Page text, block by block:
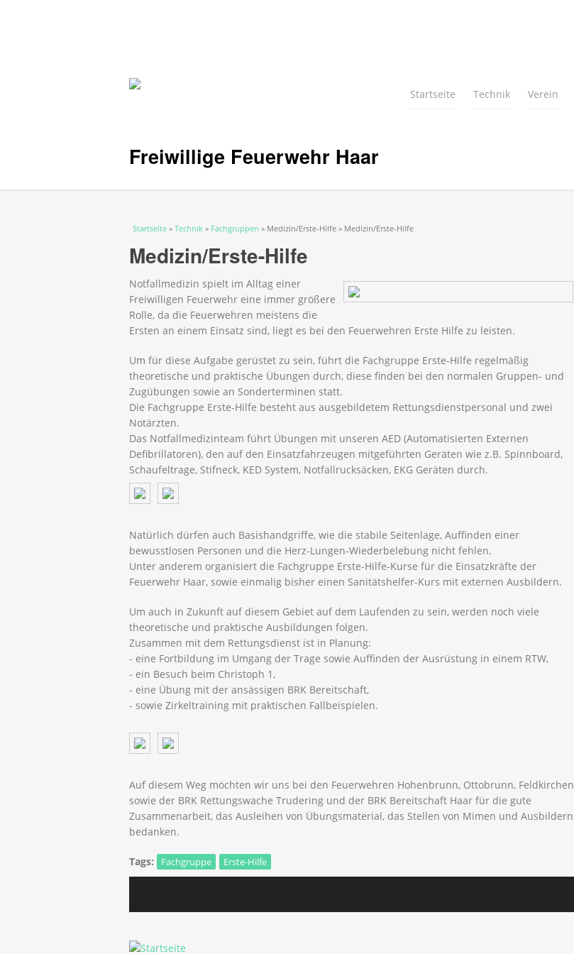
Startseite Technik Verein
Freiwillige Feuerwehr Haar
Sie sind hier
Startseite » Technik » Fachgruppen » Medizin/Erste-Hilfe » Medizin/Erste-Hilfe
Medizin/Erste-Hilfe
Notfallmedizin spielt im Alltag einer
Freiwilligen Feuerwehr eine immer größere
Rolle, da die Feuerwehren meistens die
Ersten an einem Einsatz sind, liegt es bei den Feuerwehren Erste Hilfe zu leisten.
Um für diese Aufgabe gerüstet zu sein, führt die Fachgruppe Erste-Hilfe regelmäßig
theoretische und praktische Übungen durch, diese finden bei den normalen Gruppen- und
Zugübungen sowie an Sonderterminen statt.
Die Fachgruppe Erste-Hilfe besteht aus ausgebildetem Rettungsdienstpersonal und zwei
Notärzten.
Das Notfallmedizinteam führt Übungen mit unseren AED (Automatisierten Externen
Defibrillatoren), den auf den Einsatzfahrzeugen mitgeführten Geräten wie z.B. Spinnboard,
Schaufeltrage, Stifneck, KED System, Notfallrucksäcken, EKG Geräten durch.
Natürlich dürfen auch Basishandgriffe, wie die stabile Seitenlage, Auffinden einer
bewusstlosen Personen und die Herz-Lungen-Wiederbelebung nicht fehlen.
Unter anderem organisiert die Fachgruppe Erste-Hilfe-Kurse für die Einsatzkräfte der
Feuerwehr Haar, sowie einmalig bisher einen Sanitätshelfer-Kurs mit externen Ausbildern.
Um auch in Zukunft auf diesem Gebiet auf dem Laufenden zu sein, werden noch viele
theoretische und praktische Ausbildungen folgen.
Zusammen mit dem Rettungsdienst ist in Planung:
- eine Fortbildung im Umgang der Trage sowie Auffinden der Ausrüstung in einem RTW,
- ein Besuch beim Christoph 1,
- eine Übung mit der ansässigen BRK Bereitschaft,
- sowie Zirkeltraining mit praktischen Fallbeispielen.
Auf diesem Weg möchten wir uns bei den Feuerwehren Hohenbrunn, Ottobrunn, Feldkirchen
sowie der BRK Rettungswache Trudering und der BRK Bereitschaft Haar für die gute
Zusammenarbeit, das Ausleihen von Übungsmaterial, das Stellen von Mimen und Ausbildern
bedanken.
Tags: Fachgruppe Erste-Hilfe